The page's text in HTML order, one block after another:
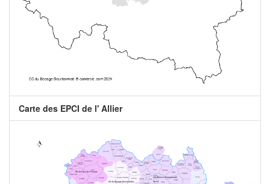
Carte des EPCI de l' Allier